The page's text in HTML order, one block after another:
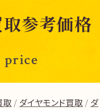
参考価格
price
取 ダイヤモンド買取
ダ